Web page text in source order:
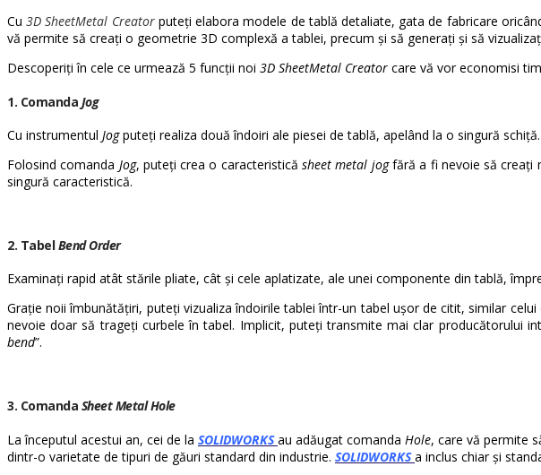
Cu3D SheetMetal Creatorputeți elabora modele de tablă detaliate, gata de fabricare
vă permite să creați o geometrie 3D complexă a tablei, precum și să generați și să
Descoperiți în cele ce urmează 5 funcții noi 3D SheetMetal Creator care vă vor economisi
1. Comanda Jog
Cu instrumentul Jogputeți realiza două îndoiri ale piesei de tablă, apelând la o singură
Folosind comanda Jog, puteți crea o caracteristică sheet metal jogfără a fi nevoie să creați
singură caracteristică.
2. TabelBend Order
Examinați rapid atât stările pliate, cât și cele aplatizate, ale unei componente din tablă,
Grație noii îmbunătățiri, puteți vizualiza îndoirile tablei într-un tabel ușor de citit, similar
nevoie doar să trageți curbele în tabel. Implicit, puteți transmite mai clar producătorului
bend”.
3. Comanda Sheet Metal Hole
La începutul acestui an, cei de la SOLIDWORKSau adăugat comanda Hole, care vă permite
dintr-o varietate de tipuri de găuri standard din industrie. SOLIDWORKSa inclus chiar și